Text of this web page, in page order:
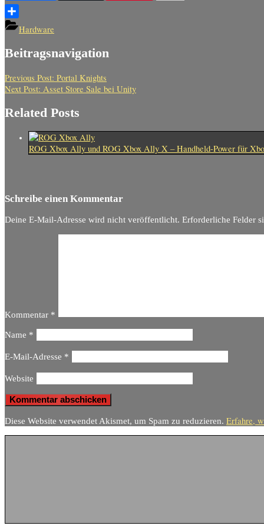
TeilenHardware
Beitragsnavigation
Previous Post: Portal Knights
Next Post: Asset Store Sale bei Unity
Related Posts
ROG Xbox Ally und ROG Xbox Ally X – Handheld-Power für
Schreibe einen Kommentar
Deine E-Mail-Adresse wird nicht veröffentlicht. Erforderliche Felder
Kommentar *
Name *
E-Mail-Adresse *
Website
Diese Website verwendet Akismet, um Spam zu reduzieren. Erfahre,